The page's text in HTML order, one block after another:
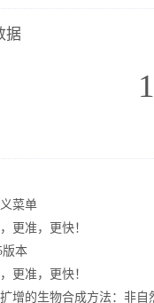
据
菜单
更准，更快！
版本
更准，更快！
增的生物合成方法：非自